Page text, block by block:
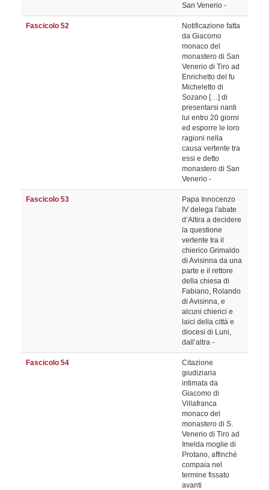
San Venerio -
Fascicolo 52
Notificazione fatta
da Giacomo
monaco del
monastero di San
Venerio di Tiro ad
Enrichetto del fu
Micheletto di
Sozano […] di
presentarsi nanti
lui entro 20 giorni
ed esporre le loro
ragioni nella
causa vertente tra
essi e detto
monastero di San
Venerio -
Fascicolo 53
Papa Innocenzo
IV delega l'abate
d’Altira a decidere
la questione
vertente tra il
chierico Grimaldo
di Avisinna da una
parte e il rettore
della chiesa di
Fabiano, Rolando
di Avisinna, e
alcuni chierici e
laici della città e
diocesi di Luni,
dall’altra -
Fascicolo 54
Citazione
giudiziaria
intimata da
Giacomo di
Villafranca
monaco del
monastero di S.
Venerio di Tiro ad
Imelda moglie di
Protano, affinché
compaia nel
termine fissato
avanti